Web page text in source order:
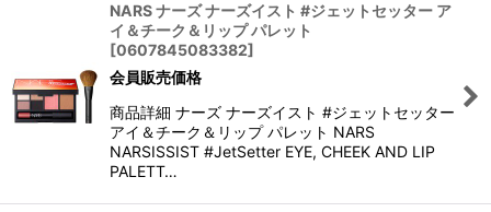
NARS ナーズ ナーズイスト #ジェットセッター ア
イ＆チーク＆リップ パレット
[0607845083382]
会員販売価格
商品詳細 ナーズ ナーズイスト #ジェットセッター
アイ＆チーク＆リップ パレット NARS
NARSISSIST #JetSetter EYE, CHEEK AND LIP
PALETT…